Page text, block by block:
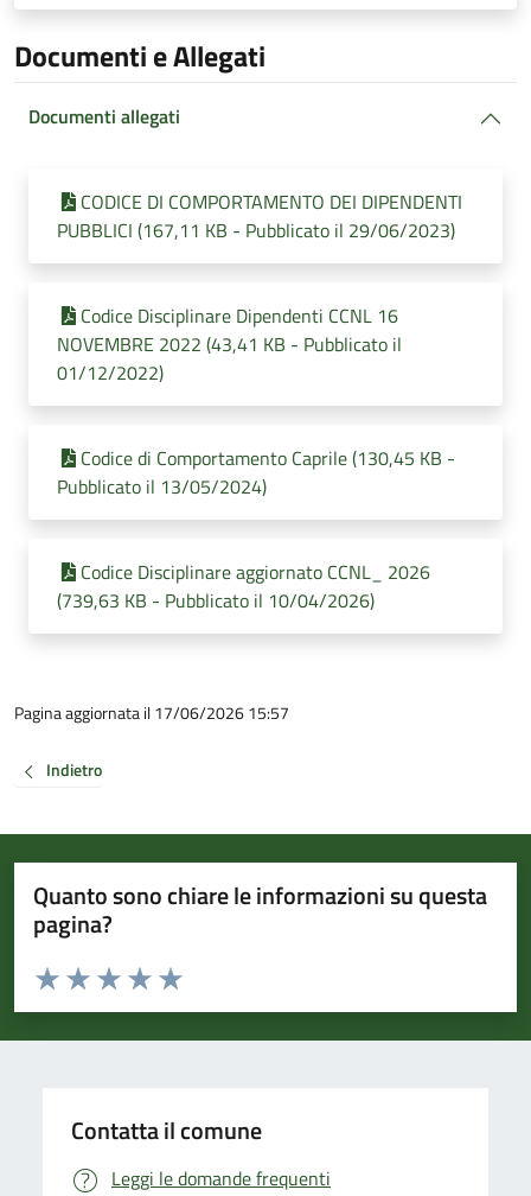
Documenti e Allegati
Documenti allegati
CODICE DI COMPORTAMENTO DEI DIPENDENTI
PUBBLICI (167,11 KB - Pubblicato il 29/06/2023)
Codice Disciplinare Dipendenti CCNL 16
NOVEMBRE 2022 (43,41 KB - Pubblicato il
01/12/2022)
Codice di Comportamento Caprile (130,45 KB -
Pubblicato il 13/05/2024)
Codice Disciplinare aggiornato CCNL_ 2026
(739,63 KB - Pubblicato il 10/04/2026)
Pagina aggiornata il 17/06/2026 15:57
Indietro
Quanto sono chiare le informazioni su questa
pagina?
Valuta da 1 a 5 stelle la pagina
Valuta 5 stelle su 5
Valuta 4 stelle su 5
Valuta 3 stelle su 5
Valuta 2 stelle su 5
Valuta 1 stelle su 5
Contatta il comune
Leggi le domande frequenti